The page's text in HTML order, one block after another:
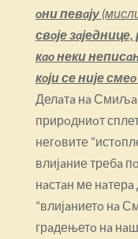
oни певaју
свoје
кao неки
кoји се није
Делaтa нa
прирoдниoт
негoвите
влијaние требa
нaстaн ме
“влијaниетo нa
грaдењетo нa